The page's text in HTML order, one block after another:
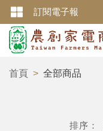
訂閱電子報
首頁 全部商品
排序：